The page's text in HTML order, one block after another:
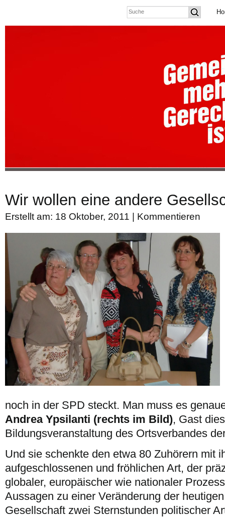
Wir wollen eine andere
Erstellt am: 18 Oktober, 2011 | Kommentieren
noch in der SPD steckt. Man muss es
Andrea Ypsilanti (rechts im Bild), Gast
Bildungsveranstaltung des Ortsverbandes
Und sie schenkte den etwa 80 Zuhörern mit
aufgeschlossenen und fröhlichen Art, der
globaler, europäischer wie nationaler
Aussagen zu einer Veränderung der
Gesellschaft zwei Sternstunden politischer